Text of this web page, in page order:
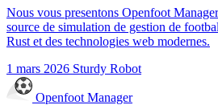
Nous vous presentons Openfoot
source de simulation de gestion de
Rust et des technologies web modernes.
1 mars 2026 Sturdy Robot
Openfoot Manager